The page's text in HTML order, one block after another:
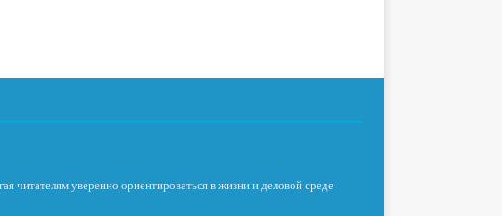
читателям уверенно ориентироваться в жизни и деловой среде